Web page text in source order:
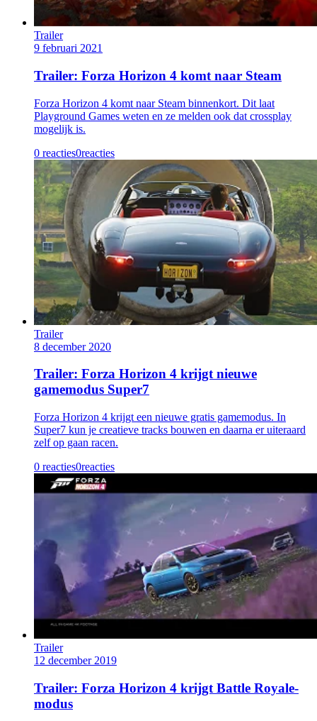
Trailer
9 februari 2021
Trailer: Forza Horizon 4 komt naar Steam
Forza Horizon 4 komt naar Steam binnenkort. Dit laat
Playground Games weten en ze melden ook dat crossplay
mogelijk is.
0 reacties0reacties
Trailer
8 december 2020
Trailer: Forza Horizon 4 krijgt nieuwe
gamemodus Super7
Forza Horizon 4 krijgt een nieuwe gratis gamemodus. In
Super7 kun je creatieve tracks bouwen en daarna er uiteraard
zelf op gaan racen.
0 reacties0reacties
Trailer
12 december 2019
Trailer: Forza Horizon 4 krijgt Battle Royale-
modus